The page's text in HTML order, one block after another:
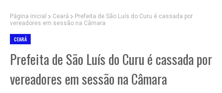
Página inicial Ceará
Prefeita de São Luís do Curu é cassada por
vereadores em sessão na Câmara
CEARÁ
Prefeita de São Luís do Curu é cassada por
vereadores em sessão na Câmara